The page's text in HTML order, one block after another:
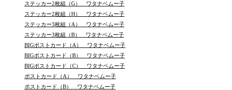
ステッカー2枚組（G） ワタナベムー子
ステッカー2枚組（H） ワタナベムー子
ステッカー3枚組（A） ワタナベムー子
ステッカー3枚組（B） ワタナベムー子
BIGポストカード（A） ワタナベムー子
BIGポストカード（B） ワタナベムー子
BIGポストカード（C） ワタナベムー子
ポストカード（A） ワタナベムー子
ポストカード（B） ワタナベムー子